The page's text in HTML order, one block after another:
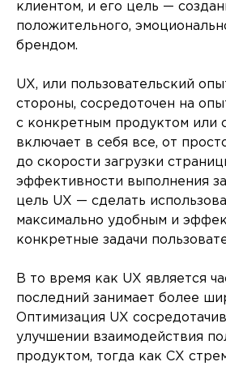
клиентом, и его цель —
положительного,
брендом.
UX, или пользовательский
стороны, сосредоточен на
с конкретным продуктом или
включает в себя все, от
до скорости загрузки
эффективности выполнения
цель UX — сделать
максимально удобным и
конкретные задачи
В то время как UX является
последний занимает более
Оптимизация UX
улучшении взаимодействия
продуктом, тогда как CX